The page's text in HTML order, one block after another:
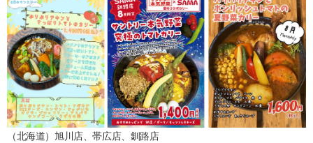
（北海道）旭川店、帯広店、釧路店